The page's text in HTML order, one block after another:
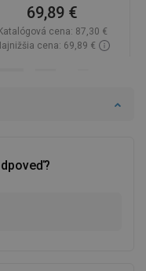
69,89 €
Katalógová cena: 87,30 €
cena: 69,89 €